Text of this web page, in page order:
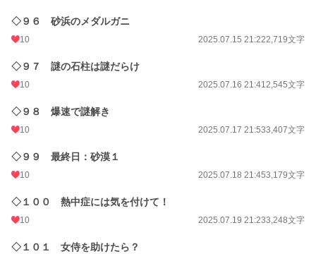
◇９６ 砂浜のメダルガニ
10 2025.07.15 21:222,719文字
◇９７ 謎の石柱は謎だらけ
10 2025.07.16 21:412,545文字
◇９８ 爆速で謎解き
10 2025.07.17 21:533,407文字
◇９９ 最終日：砂漠１
10 2025.07.18 21:453,179文字
◇１００ 熱中症には気を付けて！
10 2025.07.19 21:233,248文字
◇１０１ 女侍を助けたら？